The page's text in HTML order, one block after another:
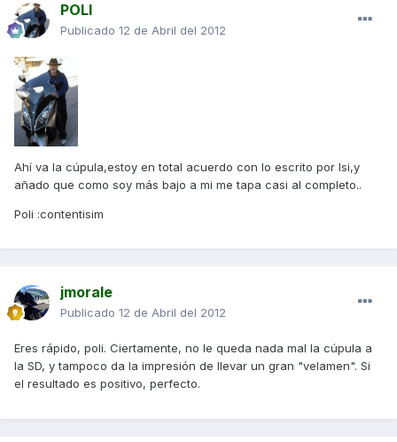
POLI
Publicado 12 de Abril del 2012
Ahí va la cúpula,estoy en total acuerdo con lo escrito por Isi,y
añado que como soy más bajo a mi me tapa casi al completo..
Poli :contentisim
jmorale
Publicado 12 de Abril del 2012
Eres rápido, poli. Ciertamente, no le queda nada mal la cúpula a
la SD, y tampoco da la impresión de llevar un gran "velamen". Si
el resultado es positivo, perfecto.